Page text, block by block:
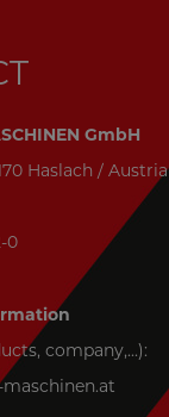
GmbH
Haslach / Austria
0
company,...):